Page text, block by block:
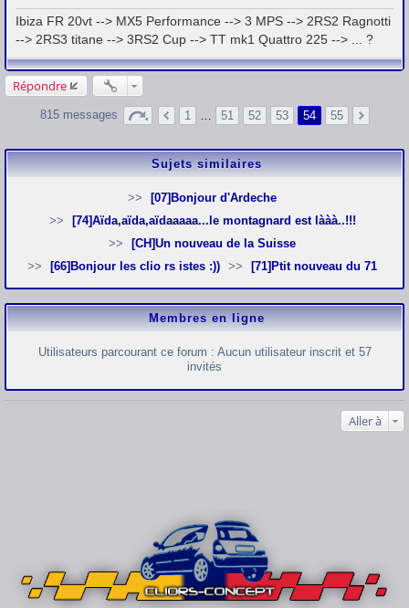
e
Ibiza FR 20vt --> MX5 Performance --> 3 MPS --> 2RS2 Ragnotti
--> 2RS3 titane --> 3RS2 Cup --> TT mk1 Quattro 225 --> ... ?
Répondre
815 messages 1 … 51 52 53 54 55
Sujets similaires
[07]Bonjour d'Ardeche
[74]Aïda,aïda,aïdaaaaa...le montagnard est lààà..!!!
[CH]Un nouveau de la Suisse
[66]Bonjour les clio rs istes :))
[71]Ptit nouveau du 71
Membres en ligne
Utilisateurs parcourant ce forum : Aucun utilisateur inscrit et 57
invités
Aller à